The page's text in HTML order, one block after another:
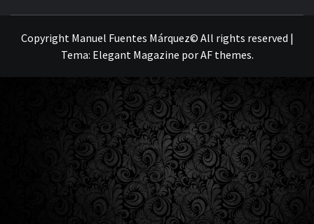
Copyright Manuel Fuentes Márquez© All rights reserved |
Tema: Elegant Magazine porAF themes.